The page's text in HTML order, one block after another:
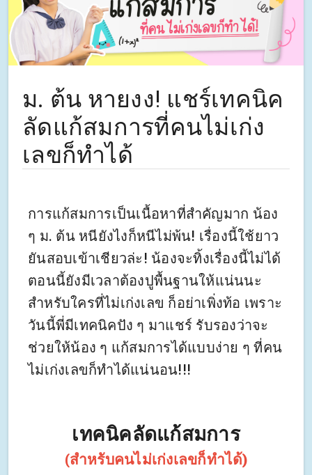
ม. ต้น หายงง! แชร์เทคนิค
ลัดแก้สมการที่คนไม่เก่ง
เลขก็ทำได้
การแก้สมการเป็นเนื้อหาที่สำคัญมาก น้อง
ๆ ม. ต้น หนียังไงก็หนีไม่พ้น! เรื่องนี้ใช้ยาว
ยันสอบเข้าเชียวล่ะ! น้องจะทิ้งเรื่องนี้ไม่ได้
ตอนนี้ยังมีเวลาต้องปูพื้นฐานให้แน่นนะ
สำหรับใครที่ไม่เก่งเลข ก็อย่าเพิ่งท้อ เพราะ
วันนี้พี่มีเทคนิคปัง ๆ มาแชร์ รับรองว่าจะ
ช่วยให้น้อง ๆ แก้สมการได้แบบง่าย ๆ ที่คน
ไม่เก่งเลขก็ทำได้แน่นอน!!!
เทคนิคลัดแก้สมการ
(สำหรับคนไม่เก่งเลขก็ทำได้)